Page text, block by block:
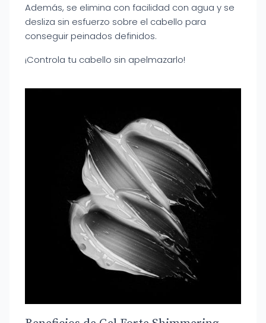
Además, se elimina con facilidad con agua y se
desliza sin esfuerzo sobre el cabello para
conseguir peinados definidos.
¡Controla tu cabello sin apelmazarlo!